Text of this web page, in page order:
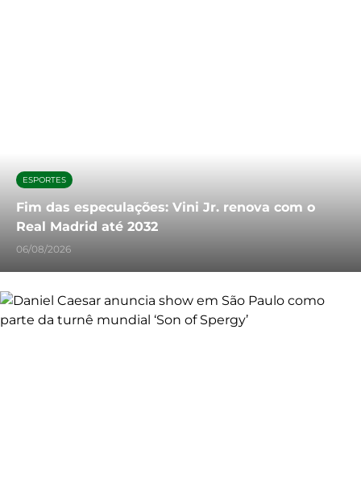
ESPORTES
Fim das especulações: Vini Jr. renova com o
Real Madrid até 2032
06/08/2026